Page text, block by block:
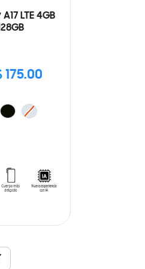
LTE 4GB
175.00